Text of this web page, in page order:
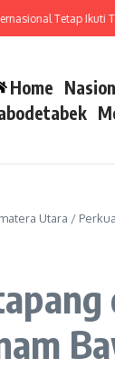
Tetap Ikuti
Home
Utara /